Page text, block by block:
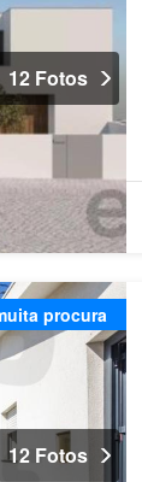
12 Fotos
procura
12 Fotos